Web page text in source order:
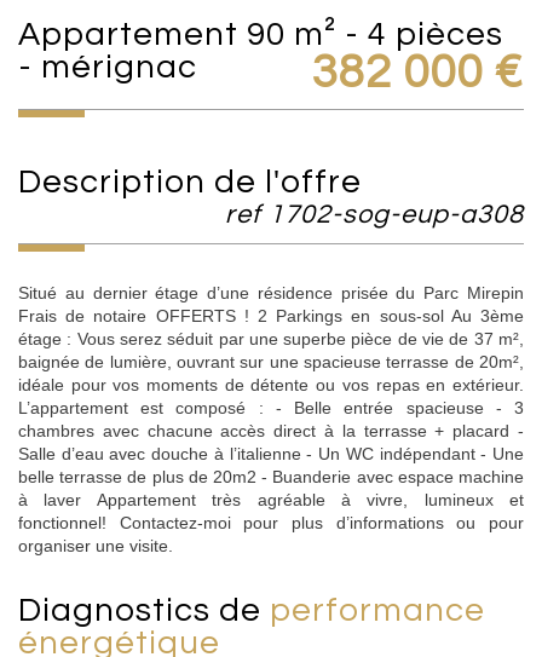
appartement 90 m² - 4 pièces
- mérignac
382 000 €
description de l'offre
ref 1702-sog-eup-a308
Situé au dernier étage d’une résidence prisée du Parc Mirepin
Frais de notaire OFFERTS ! 2 Parkings en sous-sol Au 3ème
étage : Vous serez séduit par une superbe pièce de vie de 37 m²,
baignée de lumière, ouvrant sur une spacieuse terrasse de 20m²,
idéale pour vos moments de détente ou vos repas en extérieur.
L’appartement est composé : - Belle entrée spacieuse - 3
chambres avec chacune accès direct à la terrasse + placard -
Salle d’eau avec douche à l’italienne - Un WC indépendant - Une
belle terrasse de plus de 20m2 - Buanderie avec espace machine
à laver Appartement très agréable à vivre, lumineux et
fonctionnel! Contactez-moi pour plus d’informations ou pour
organiser une visite.
diagnostics de performance
énergétique